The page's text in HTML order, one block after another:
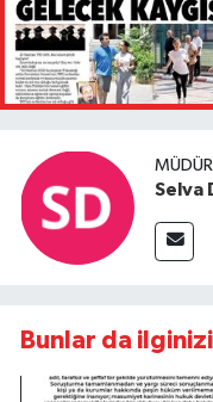
MÜDÜR
Selva
Bunlar da